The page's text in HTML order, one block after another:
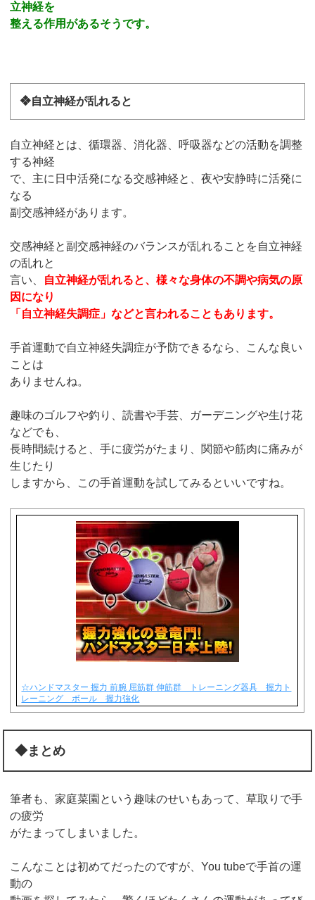
立神経を
整える作用があるそうです。
❖自立神経が乱れると
自立神経とは、循環器、消化器、呼吸器などの活動を調整
する神経
で、主に日中活発になる交感神経と、夜や安静時に活発に
なる
副交感神経があります。
交感神経と副交感神経のバランスが乱れることを自立神経
の乱れと
言い、 自立神経が乱れると、様々な身体の不調や病気の原
因になり
「自立神経失調症」などと言われることもあります。
手首運動で自立神経失調症が予防できるなら、こんな良い
ことは
ありませんね。
趣味のゴルフや釣り、読書や手芸、ガーデニングや生け花
などでも、
長時間続けると、手に疲労がたまり、関節や筋肉に痛みが
生じたり
しますから、この手首運動を試してみるといいですね。
☆ハンドマスター 握力 前腕 屈筋群 伸筋群 トレーニング器具 握力ト
レーニング ボール 握力強化
◆まとめ
筆者も、家庭菜園という趣味のせいもあって、草取りで手
の疲労
がたまってしまいました。
こんなことは初めてだったのですが、You tubeで手首の運
動の